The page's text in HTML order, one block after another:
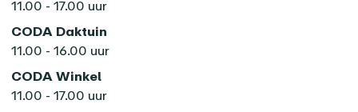
11.00 - 17.00 uur
CODA Daktuin
11.00 - 16.00 uur
CODA Winkel
11.00 - 17.00 uur